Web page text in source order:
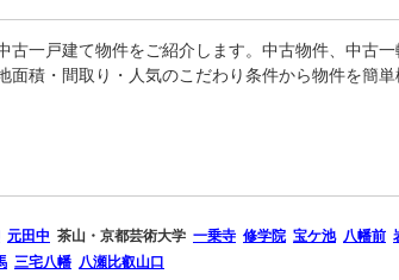
一戸建て物件をご紹介します。中古物件、中古
積・間取り・人気のこだわり条件から物件を簡
元田中 茶山・京都芸術大学 一乗寺 修学院 宝ケ池 八幡前
三宅八幡 八瀬比叡山口